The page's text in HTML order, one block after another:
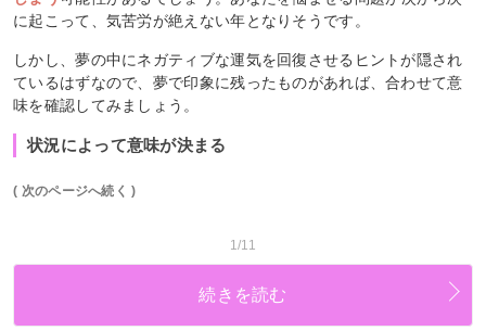
に起こって、気苦労が絶えない年となりそうです。
しかし、夢の中にネガティブな運気を回復させるヒントが隠され
ているはずなので、夢で印象に残ったものがあれば、合わせて意
味を確認してみましょう。
状況によって意味が決まる
( 次のページへ続く )
1/11
続きを読む